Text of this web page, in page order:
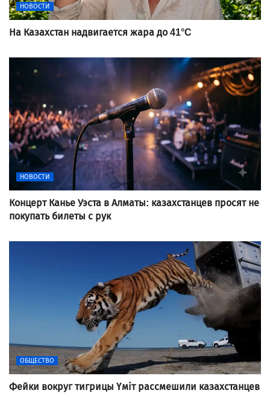
НОВОСТИ
На Казахстан надвигается жара до 41°C
НОВОСТИ
Концерт Канье Уэста в Алматы: казахстанцев просят не
покупать билеты с рук
ОБЩЕСТВО
Фейки вокруг тигрицы Үміт рассмешили казахстанцев